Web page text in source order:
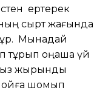
ертерек
сырт жағында
Мынадай
тұрып оңаша үй
жырынды
ойға шомып